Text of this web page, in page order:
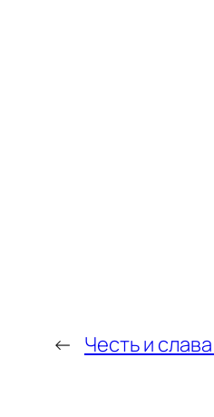
← Честь и